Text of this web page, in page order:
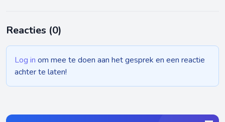
Reacties (0)
Log in om mee te doen aan het gesprek en een reactie
achter te laten!